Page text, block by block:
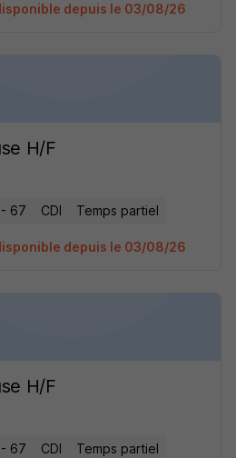
depuis le 03/08/26
H/F
67 CDI Temps partiel
depuis le 03/08/26
H/F
67 CDI Temps partiel